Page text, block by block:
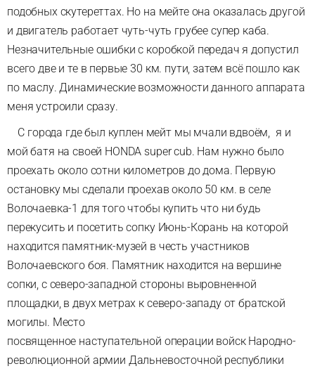
подобных скутереттах. Но на мейте она оказалась другой
и двигатель работает чуть-чуть грубее супер каба.
Незначительные ошибки с коробкой передач я допустил
всего две и те в первые 30 км. пути, затем всё пошло как
по маслу. Динамические возможности данного аппарата
меня устроили сразу.
С города где был куплен мейт мы мчали вдвоём, я и
мой батя на своей HONDA super cub. Нам нужно было
проехать около сотни километров до дома. Первую
остановку мы сделали проехав около 50 км. в селе
Волочаевка-1 для того чтобы купить что ни будь
перекусить и посетить сопку Июнь-Корань на которой
находится памятник-музей в честь участников
Волочаевского боя. Памятник находится на вершине
сопки, с северо-западной стороны выровненной
площадки, в двух метрах к северо-западу от братской
могилы. Место
посвященное наступательной операции войск Народно-
революционной армии Дальневосточной республики